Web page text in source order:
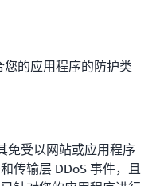
您的应用程序的防护类
免受以网站或应用程序
传输层 DDoS 事件，且